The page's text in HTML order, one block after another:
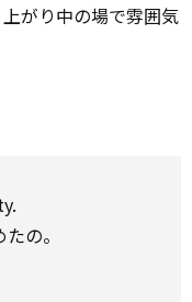
がり中の場で雰囲気
の。